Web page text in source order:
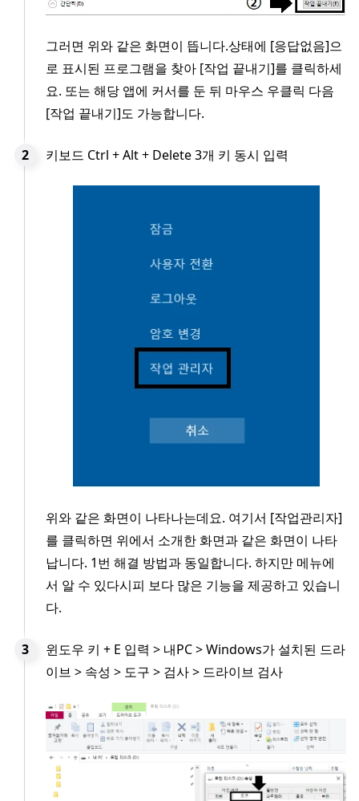
그러면 위와 같은 화면이 뜹니다.상태에 [응답없음]으
로 표시된 프로그램을 찾아 [작업 끝내기]를 클릭하세
요. 또는 해당 앱에 커서를 둔 뒤 마우스 우클릭 다음
[작업 끝내기]도 가능합니다.
키보드 Ctrl + Alt + Delete 3개 키 동시 입력
위와 같은 화면이 나타나는데요. 여기서 [작업관리자]
를 클릭하면 위에서 소개한 화면과 같은 화면이 나타
납니다. 1번 해결 방법과 동일합니다. 하지만 메뉴에
서 알 수 있다시피 보다 많은 기능을 제공하고 있습니
다.
윈도우 키 + E 입력 > 내PC > Windows가 설치된 드라
이브 > 속성 > 도구 > 검사 > 드라이브 검사